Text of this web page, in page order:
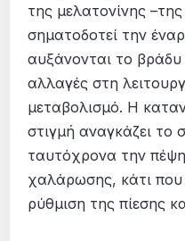
της μελατονίνης
σηματοδοτεί την
αυξάνονται το βράδυ
αλλαγές στη
μεταβολισμό. Η
στιγμή αναγκάζει το
ταυτόχρονα την πέψη
χαλάρωσης, κάτι που
ρύθμιση της πίεσης